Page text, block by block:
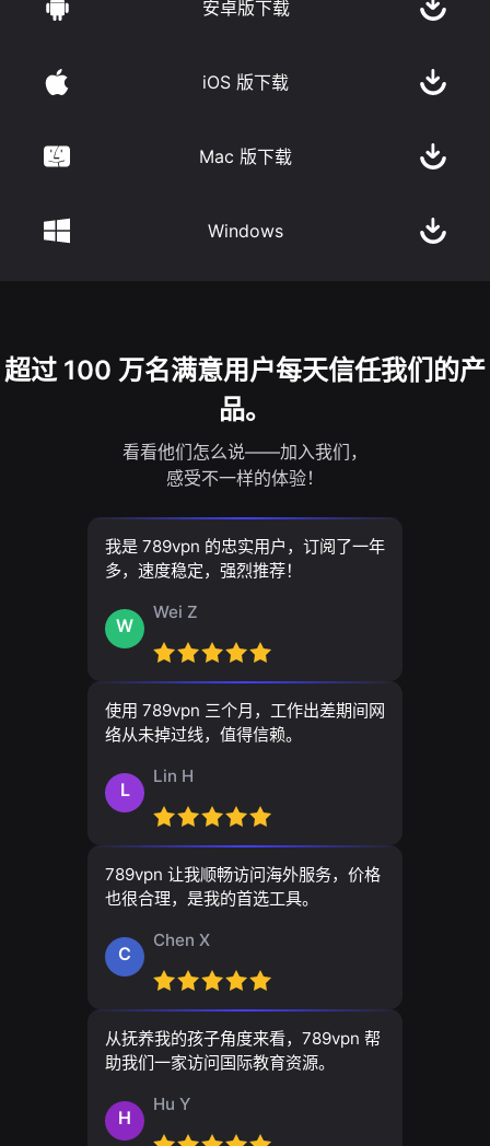
安卓版下载
iOS 版下载
Mac 版下载
Windows
超过 100 万名满意用户每天信任我们的产
品。
看看他们怎么说——加入我们，
感受不一样的体验！
我是 789vpn 的忠实用户，订阅了一年
多，速度稳定，强烈推荐！
W
Wei Z
使用 789vpn 三个月，工作出差期间网
络从未掉过线，值得信赖。
L
Lin H
789vpn 让我顺畅访问海外服务，价格
也很合理，是我的首选工具。
C
Chen X
从抚养我的孩子角度来看，789vpn 帮
助我们一家访问国际教育资源。
H
Hu Y